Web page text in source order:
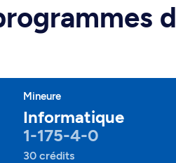
Mineure
Informatique
1-175-4-0
30 crédits